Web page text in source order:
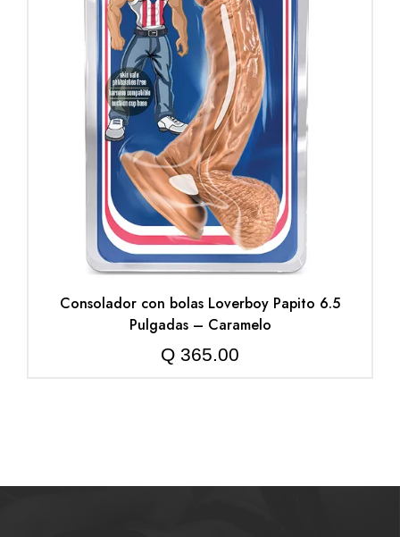
Consolador con bolas Loverboy Papito 6.5
Pulgadas – Caramelo
Q 365.00